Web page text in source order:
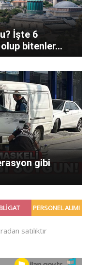
İşte 6
bitenler…
gibi